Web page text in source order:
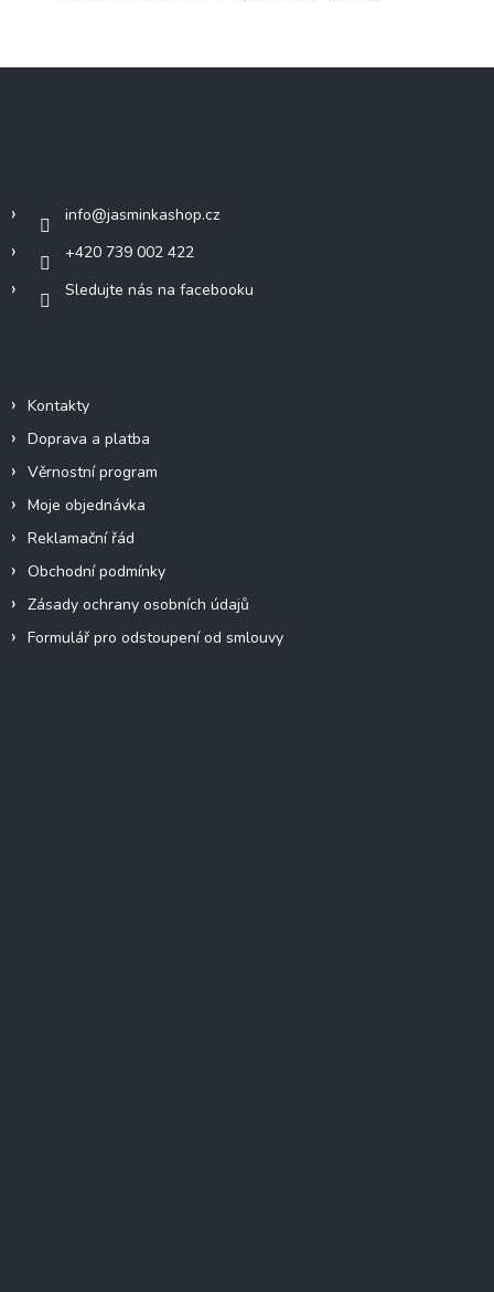
info@jasminkashop.cz
+420 739 002 422
Sledujte nás na facebooku
Kontakty
Doprava a platba
Věrnostní program
Moje objednávka
Reklamační řád
Obchodní podmínky
Zásady ochrany osobních údajů
Formulář pro odstoupení od smlouvy